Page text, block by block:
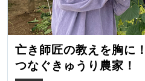
亡き師匠の教えを胸に
つなぐきゅうり農家！